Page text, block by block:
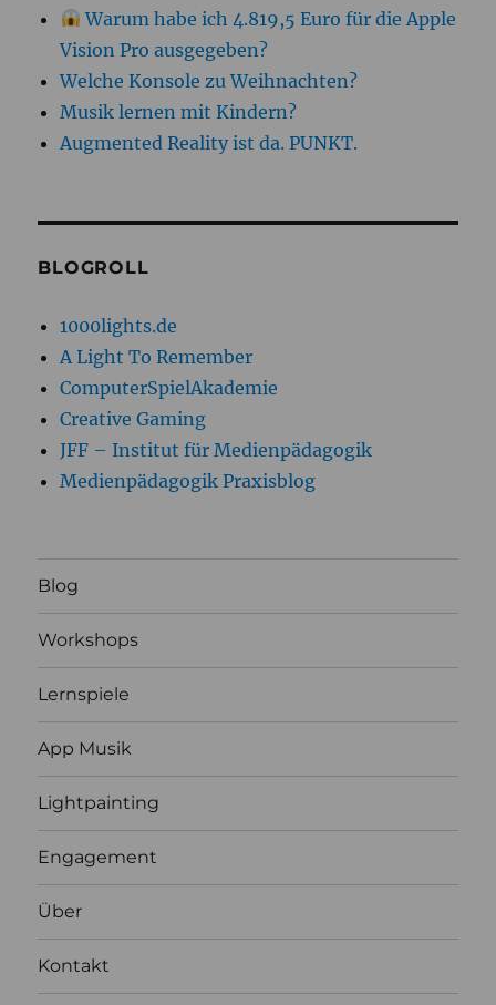
Warum habe ich 4.819,5 Euro für die Apple
Vision Pro ausgegeben?
Welche Konsole zu Weihnachten?
Musik lernen mit Kindern?
Augmented Reality ist da. PUNKT.
BLOGROLL
1000lights.de
A Light To Remember
ComputerSpielAkademie
Creative Gaming
JFF – Institut für Medienpädagogik
Medienpädagogik Praxisblog
Blog
Workshops
Lernspiele
App Musik
Lightpainting
Engagement
Über
Kontakt